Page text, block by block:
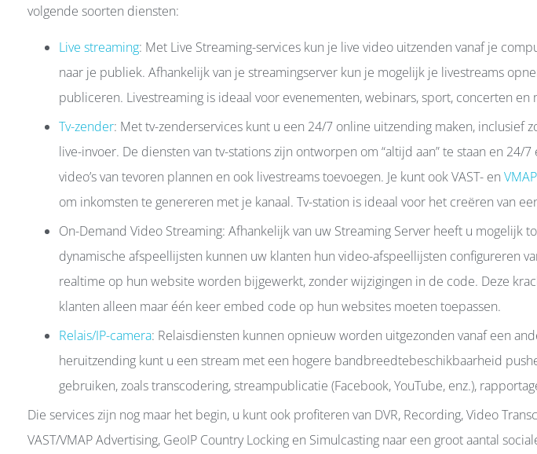
volgende soorten diensten:
Live streaming: Met Live Streaming-services kun je live video uitzenden vanaf je
naar je publiek. Afhankelijk van je streamingserver kun je mogelijk je livestreams
publiceren. Livestreaming is ideaal voor evenementen, webinars, sport, concerten en
Tv-zender: Met tv-zenderservices kunt u een 24/7 online uitzending maken, inclusief
live-invoer. De diensten van tv-stations zijn ontworpen om “altijd aan” te staan en 24/
video’s van tevoren plannen en ook livestreams toevoegen. Je kunt ook VAST- en
om inkomsten te genereren met je kanaal. Tv-station is ideaal voor het creëren van
On-Demand Video Streaming: Afhankelijk van uw Streaming Server heeft u mogelijk
dynamische afspeellijsten kunnen uw klanten hun video-afspeellijsten configureren
realtime op hun website worden bijgewerkt, zonder wijzigingen in de code. Deze
klanten alleen maar één keer embed code op hun websites moeten toepassen.
Relais/IP-camera: Relaisdiensten kunnen opnieuw worden uitgezonden vanaf een
heruitzending kunt u een stream met een hogere bandbreedtebeschikbaarheid
gebruiken, zoals transcodering, streampublicatie (Facebook, YouTube, enz.),
Die services zijn nog maar het begin, u kunt ook profiteren van DVR, Recording, Video
VAST/VMAP Advertising, GeoIP Country Locking en Simulcasting naar een groot aantal